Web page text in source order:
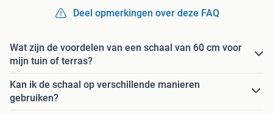
Deel opmerkingen over deze FAQ
Wat zijn de voordelen van een schaal van 60 cm voor
mijn tuin of terras?
Kan ik de schaal op verschillende manieren
gebruiken?